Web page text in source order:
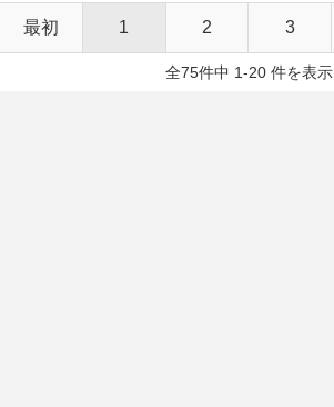
最初 1 2 3
全75件中 1-20 件を表示